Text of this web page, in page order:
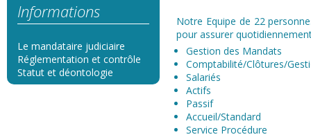
Informations
Le mandataire judiciaire
Réglementation et contrôle
Statut et déontologie
Notre Equipe de 22
pour assurer
Gestion des Mandats
Comptabilité/Clôtures/
Salariés​
Actifs
Passif
Accueil/Standard
Service Procédure